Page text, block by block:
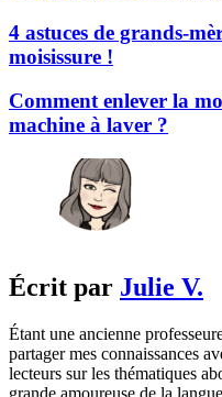
4 astuces de grands-
moisissure !
Comment enlever la
machine à laver ?
Écrit par Julie V.
Étant une ancienne
partager mes connaissances
lecteurs sur les thématiques
grande amoureuse de la